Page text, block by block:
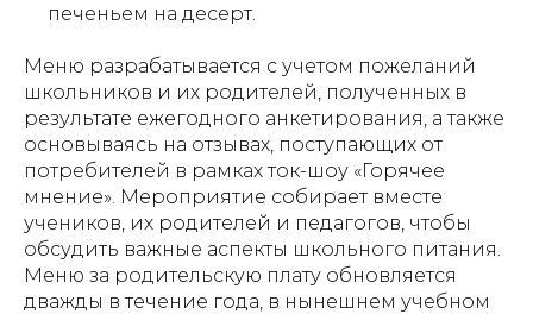
печеньем на десерт.
Меню разрабатывается с учетом пожеланий
школьников и их родителей, полученных в
результате ежегодного анкетирования, а также
основываясь на отзывах, поступающих от
потребителей в рамках ток-шоу «Горячее
мнение». Мероприятие собирает вместе
учеников, их родителей и педагогов, чтобы
обсудить важные аспекты школьного питания.
Меню за родительскую плату обновляется
дважды в течение года, в нынешнем учебном